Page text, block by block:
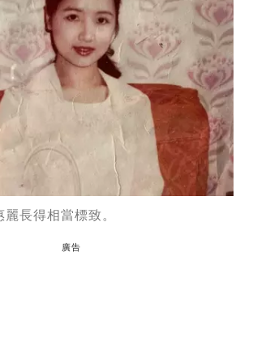
長得相當標致。
廣告